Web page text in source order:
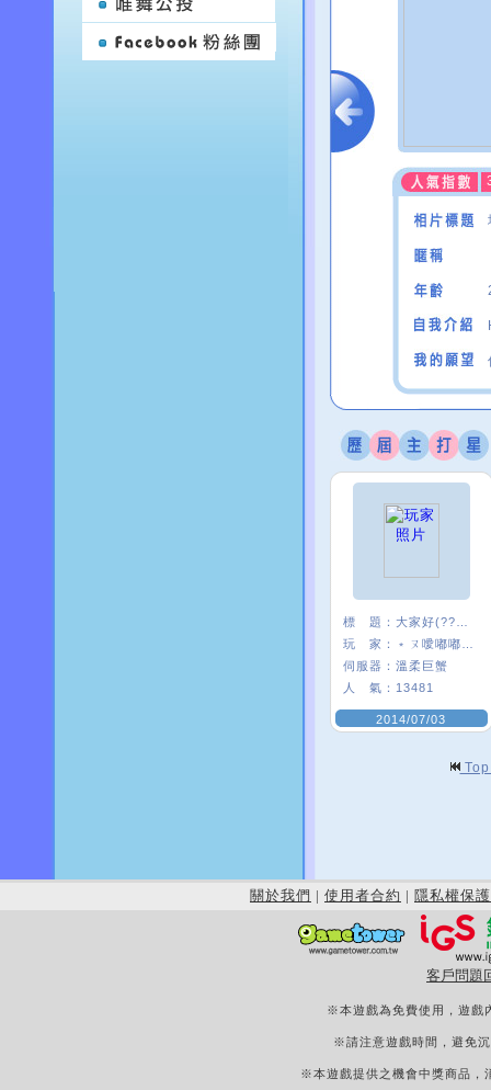
標 題：
玩 家：
伺服器： 溫柔巨蟹
人 氣： 13481
2014/07/03
關於我們 | 使用者合約 | 隱私權保護
客戶問題
※本遊戲為免費使用，遊戲
※請注意遊戲時間，避免
※本遊戲提供之機會中獎商品，